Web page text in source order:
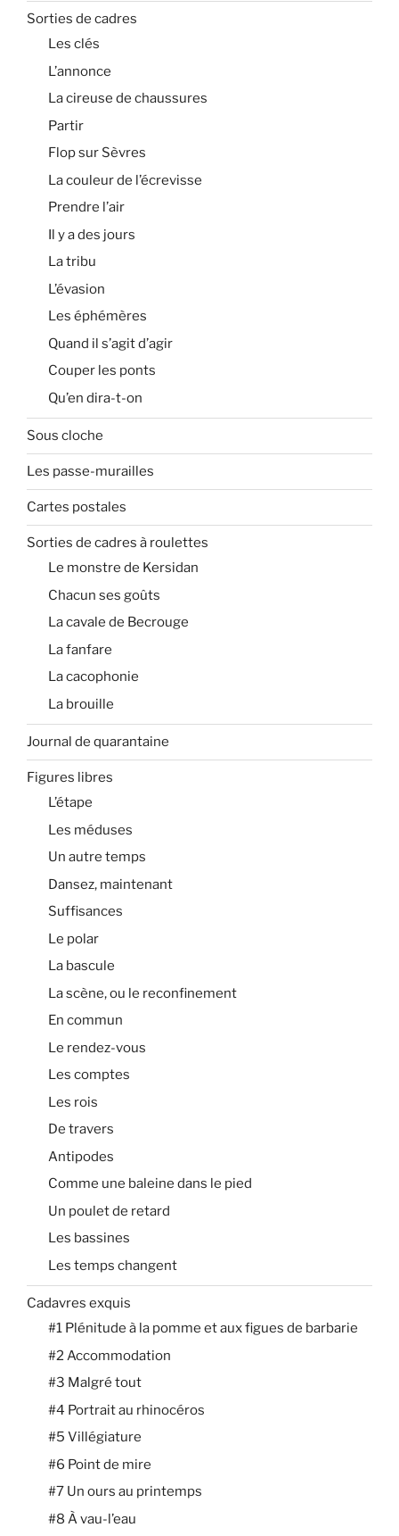
Sorties de cadres
Les clés
L’annonce
La cireuse de chaussures
Partir
Flop sur Sèvres
La couleur de l’écrevisse
Prendre l’air
Il y a des jours
La tribu
L’évasion
Les éphémères
Quand il s’agit d’agir
Couper les ponts
Qu’en dira-t-on
Sous cloche
Les passe-murailles
Cartes postales
Sorties de cadres à roulettes
Le monstre de Kersidan
Chacun ses goûts
La cavale de Becrouge
La fanfare
La cacophonie
La brouille
Journal de quarantaine
Figures libres
L’étape
Les méduses
Un autre temps
Dansez, maintenant
Suffisances
Le polar
La bascule
La scène, ou le reconfinement
En commun
Le rendez-vous
Les comptes
Les rois
De travers
Antipodes
Comme une baleine dans le pied
Un poulet de retard
Les bassines
Les temps changent
Cadavres exquis
#1 Plénitude à la pomme et aux figues de barbarie
#2 Accommodation
#3 Malgré tout
#4 Portrait au rhinocéros
#5 Villégiature
#6 Point de mire
#7 Un ours au printemps
#8 À vau-l’eau